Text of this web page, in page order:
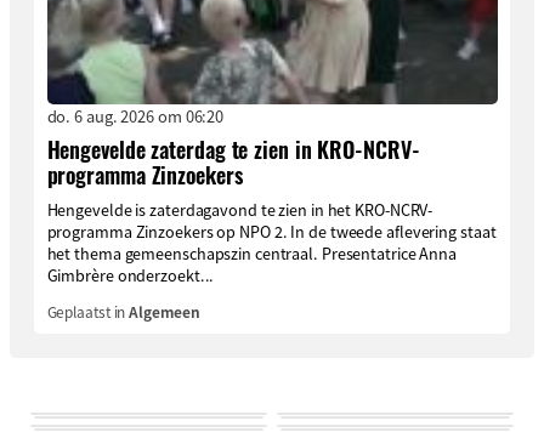
do. 6 aug. 2026 om 06:20
Hengevelde zaterdag te zien in KRO-NCRV-
programma Zinzoekers
Hengevelde is zaterdagavond te zien in het KRO-NCRV-
programma Zinzoekers op NPO 2. In de tweede aflevering staat
het thema gemeenschapszin centraal. Presentatrice Anna
Gimbrère onderzoekt...
Geplaatst inAlgemeen